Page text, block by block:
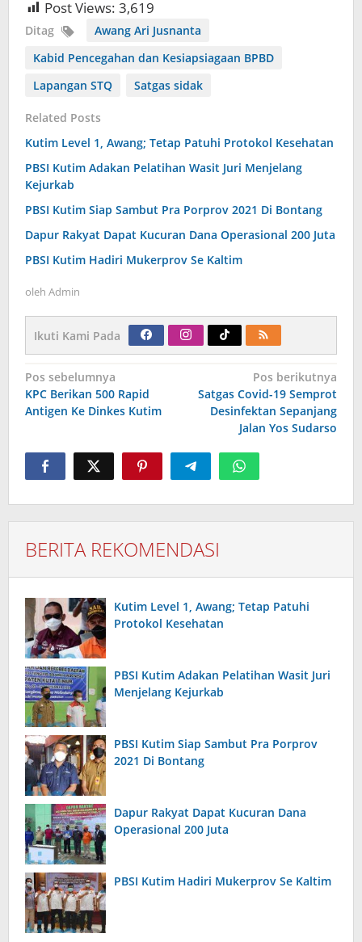
Post Views: 3,619
Ditag
Awang Ari Jusnanta
Kabid Pencegahan dan Kesiapsiagaan BPBD
Lapangan STQ
Satgas sidak
Related Posts
Kutim Level 1, Awang; Tetap Patuhi Protokol Kesehatan
PBSI Kutim Adakan Pelatihan Wasit Juri Menjelang
Kejurkab
PBSI Kutim Siap Sambut Pra Porprov 2021 Di Bontang
Dapur Rakyat Dapat Kucuran Dana Operasional 200 Juta
PBSI Kutim Hadiri Mukerprov Se Kaltim
oleh Admin
Ikuti Kami Pada
Navigasi
pos
Pos sebelumnya
KPC Berikan 500 Rapid
Antigen Ke Dinkes Kutim
Pos berikutnya
Satgas Covid-19 Semprot
Desinfektan Sepanjang
Jalan Yos Sudarso
BERITA REKOMENDASI
Kutim Level 1, Awang; Tetap Patuhi
Protokol Kesehatan
PBSI Kutim Adakan Pelatihan Wasit Juri
Menjelang Kejurkab
PBSI Kutim Siap Sambut Pra Porprov
2021 Di Bontang
Dapur Rakyat Dapat Kucuran Dana
Operasional 200 Juta
PBSI Kutim Hadiri Mukerprov Se Kaltim